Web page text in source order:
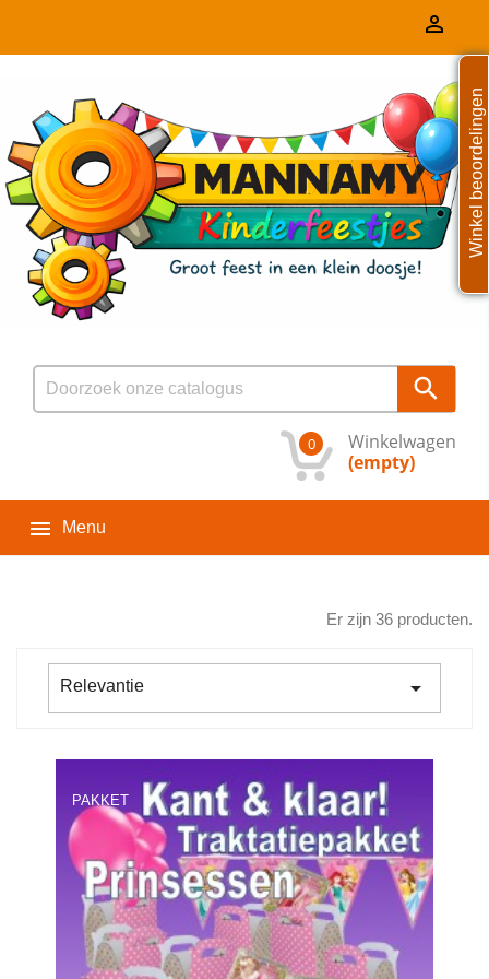


Winkelwagen
0
(empty)
 Menu
Er zijn 36 producten.
Relevantie 
PAKKET
Winkel beoordelingen